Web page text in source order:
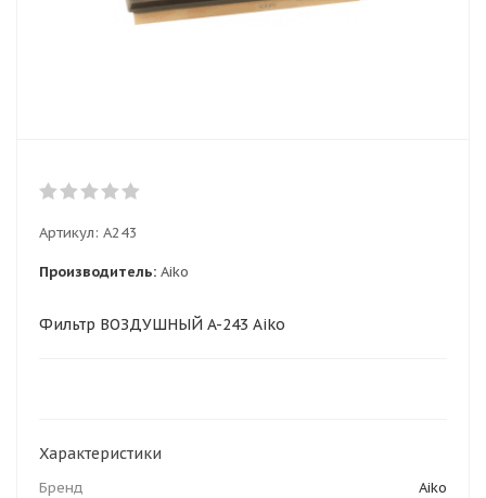
Артикул: A243
Производитель: Aiko
Фильтр ВОЗДУШНЫЙ A-243 Aiko
Характеристики
Бренд
Aiko